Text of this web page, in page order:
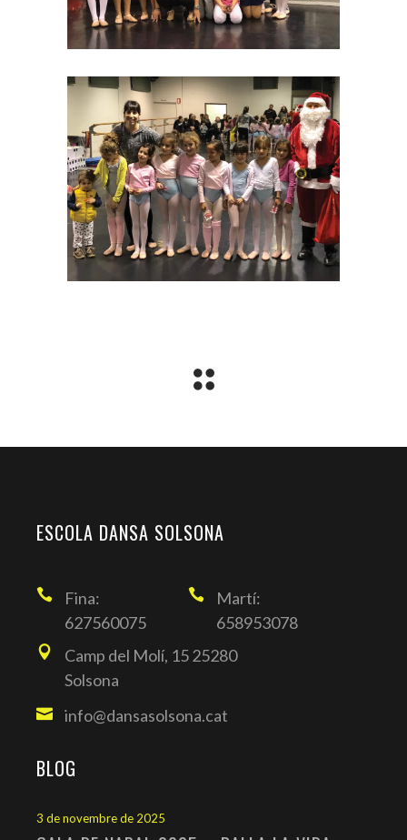
ESCOLA DANSA SOLSONA
Fina:
627560075
Martí:
658953078
Camp del Molí, 15 25280
Solsona
info@dansasolsona.cat
BLOG
3 de novembre de 2025